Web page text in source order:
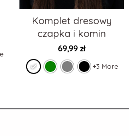
Komplet dresowy
czapka i komin
69,99 zł
+3 More